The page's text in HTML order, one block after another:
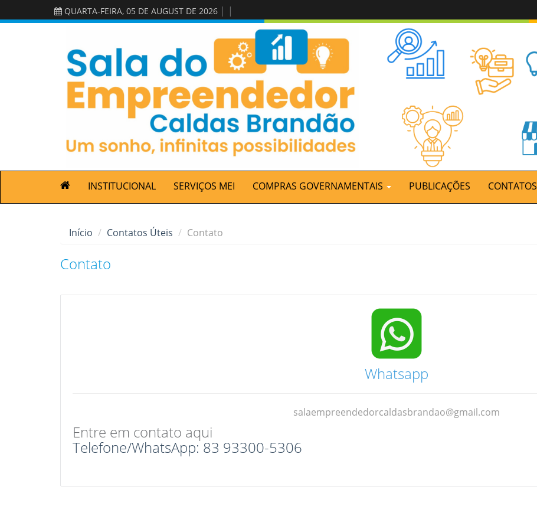
QUARTA-FEIRA, 05 DE AUGUST DE 2026 | |
INSTITUCIONAL SERVIÇOS MEI COMPRAS GOVERNAMENTAIS PUBLICAÇÕES CONTATOS
Início Contatos Úteis Contato
Contato
Whatsapp
salaempreendedorcaldasbrandao@gmail.com
Entre em contato aqui
Telefone/WhatsApp: 83 93300-5306